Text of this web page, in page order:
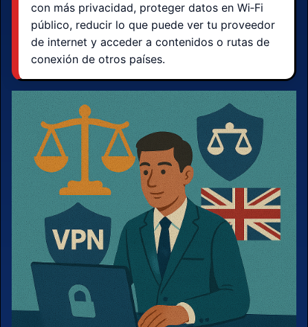
con más privacidad, proteger datos en Wi‑Fi
público, reducir lo que puede ver tu proveedor
de internet y acceder a contenidos o rutas de
conexión de otros países.